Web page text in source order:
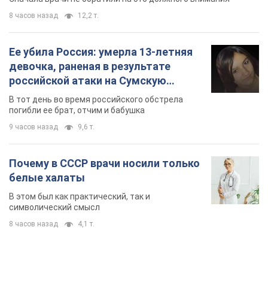
Почему в СССР врачи носили только
белые халаты
символический смысл
8 часов назад 4,1 т.